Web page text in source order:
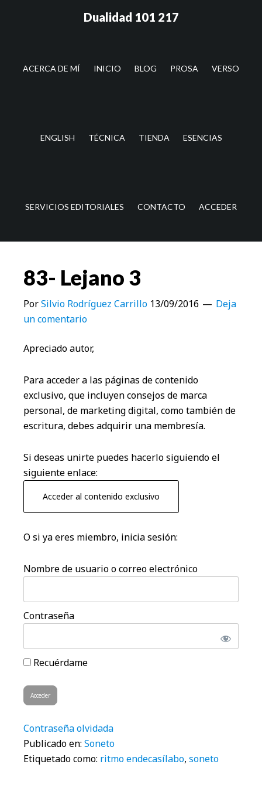
lateral
Dualidad 101 217
ACERCA DE MÍ INICIO BLOG PROSA VERSO
ENGLISH TÉCNICA TIENDA ESENCIAS
SERVICIOS EDITORIALES CONTACTO ACCEDER
83- Lejano 3
PorSilvio Rodríguez Carrillo 13/09/2016
Deja
un comentario
Apreciado autor,
Para acceder a las páginas de contenido
exclusivo, que incluyen consejos de marca
personal, de marketing digital, como también de
escritura, debes adquirir una membresía.
Si deseas unirte puedes hacerlo siguiendo el
siguiente enlace:
Acceder al contenido exclusivo
O si ya eres miembro, inicia sesión:
Nombre de usuario o correo electrónico
Contraseña
Recuérdame
Contraseña olvidada
Publicado en: Soneto
Etiquetado como: ritmo endecasílabo, soneto